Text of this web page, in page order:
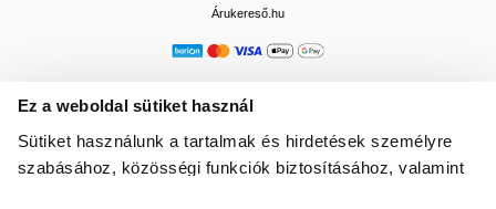
Ez a weboldal sütiket használ
Sütiket használunk a tartalmak és hirdetések személyre
szabásához, közösségi funkciók biztosításához, valamint
Árukereső.hu